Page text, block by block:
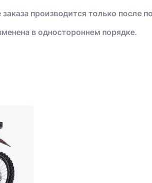
производится только после
в одностороннем порядке.